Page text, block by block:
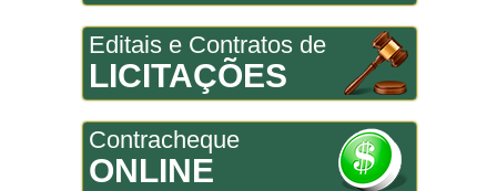
Editais e Contratos de
LICITAÇÕES
Contracheque
ONLINE